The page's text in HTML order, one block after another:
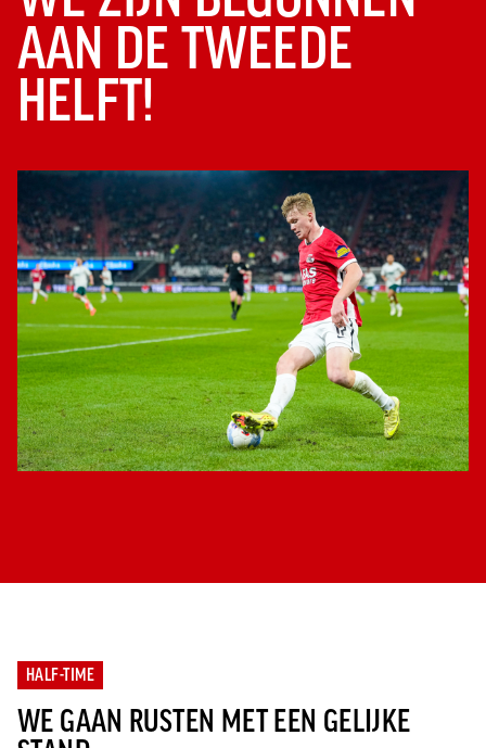
AAN DE TWEEDE
HELFT!
HALF-TIME
WE GAAN RUSTEN MET EEN GELIJKE